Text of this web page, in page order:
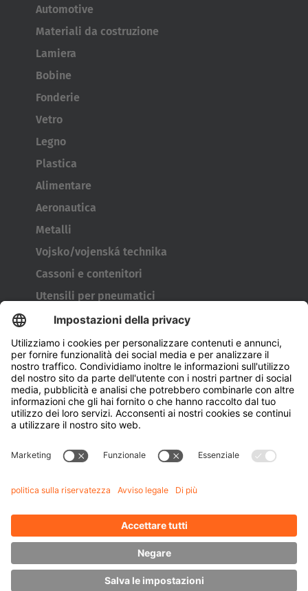
Automotive
Materiali da costruzione
Lamiera
Bobine
Fonderie
Vetro
Legno
Plastica
Alimentare
Aeronautica
Metalli
Vojsko/vojenská technika
Cassoni e contenitori
Utensili per pneumatici
Tamburi avvolgicavo
Porte e finestre
Azienda
Chi siamo
Sostenibilità
Referenti
Conoscenza
Downloads
Gestione energetica
Carrelli elevatori laterali